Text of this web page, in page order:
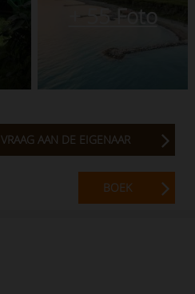
Foto
VRAAG AAN DE EIGENAAR
BOEK